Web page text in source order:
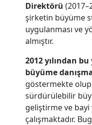
Direktörü
şirketin büyüme
uygulanması ve
almıştır.
2012 yılından
büyüme
göstermekte
sürdürülebilir
geliştirme ve bayi
çalışmaktadır.